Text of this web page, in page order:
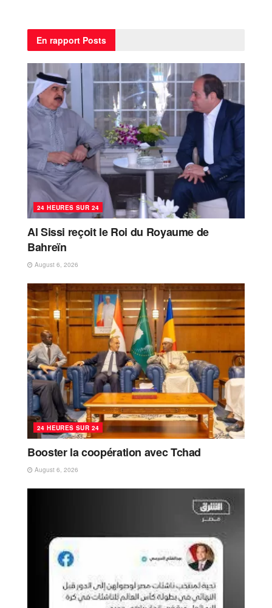
En rapport Posts
24 HEURES SUR 24
Al Sissi reçoit le Roi du Royaume de
Bahreïn
August 6, 2026
24 HEURES SUR 24
Booster la coopération avec Tchad
August 6, 2026